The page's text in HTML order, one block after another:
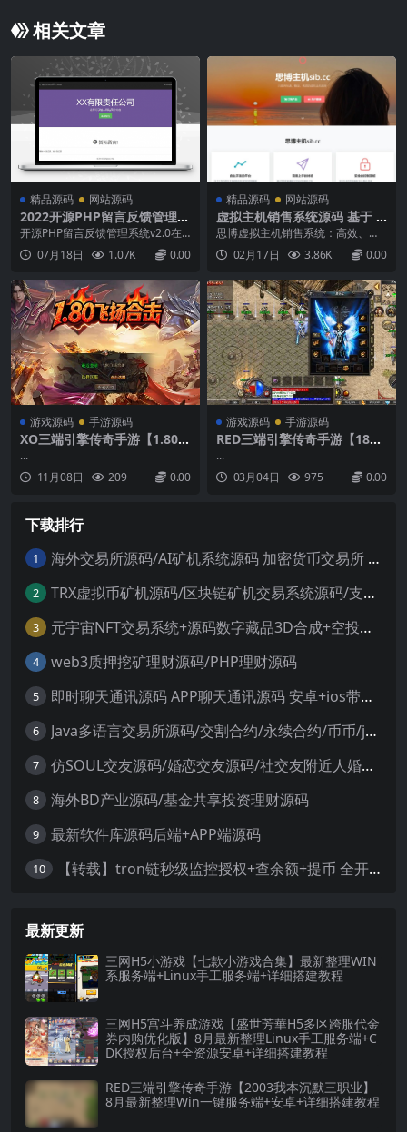
相关文章
精品源码 网站源码
2022开源PHP留言反馈管理系
统 v2.0
开源PHP留言反馈管理系统v2.0在
线下载开源PHP留言反馈管理系统
是二次开发的一套适用于中小企业
统，基于PHP+MySQL+Bootstrap
开发。...
07月18日 1.07K 0.00
精品源码 网站源码
虚拟主机销售系统源码 基于 T
hinkPHP 框架开发 支持对接
梦奈宝塔、EasyPanel、Mnb
t
思博虚拟主机销售系统：高效、灵
活的虚拟主机管理与销售利器系统
简介思博虚拟主机销售系统是一款
营商设计的高效管理与销售平台。
该系统基于ThinkPHP框架开发，具
备强大的自动化功能、灵活的插件
扩展能力以及全面的业务...
02月17日 3.86K 0.00
游戏源码 手游源码
XO三端引擎传奇手游【1.80飞
扬复古合击】最新整理Win系
服务端+PC安卓苹果三端+加密
工具+详细搭建教程
...
11月08日
209 0.00
游戏源码 手游源码
RED三端引擎传奇手游【180
荣耀火龙三职业】最新整理Wi
n系服务端+安卓苹果PC三端
+详细搭建教程
...
03月04日
975 0.00
下载排行
1 海外交易所源码/AI矿机系统源码 加密货币交易所 智能交易所源码
2 TRX虚拟币矿机源码/区块链矿机交易系统源码/支持 4国语言+usdt充值+搭建视频教程
3 元宇宙NFT交易系统+源码数字藏品3D合成+空投盲盒玩法抽集卡
4 web3质押挖矿理财源码/PHP理财源码
5 即时聊天通讯源码 APP聊天通讯源码 安卓+ios带后端源码控制
6 Java多语言交易所源码/交割合约/永续合约/币币/java服务端
7 仿SOUL交友源码/婚恋交友源码/社交友附近人婚恋约仿陌陌APP源码系统
8 海外BD产业源码/基金共享投资理财源码
9 最新软件库源码后端+APP端源码
10 【转载】tron链秒级监控授权+查余额+提币 全开源带视频教程文字教程
最新更新
三网H5小游戏【七款小游戏合集】最新整理WIN
系服务端+Linux手工服务端+详细搭建教程
三网H5宫斗养成游戏【盛世芳華H5多区跨服代金
券内购优化版】8月最新整理Linux手工服务端+C
DK授权后台+全资源安卓+详细搭建教程
RED三端引擎传奇手游【2003我本沉默三职业】
8月最新整理Win一键服务端+安卓+详细搭建教程